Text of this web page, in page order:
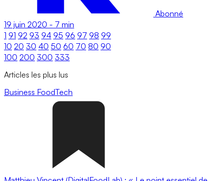
Abonné
19 juin 2020 - 7 min
1 91 92 93 94 95 96 97 98 99
10 20 30 40 50 60 70 80 90
100 200 300 333
Articles les plus lus
Business FoodTech